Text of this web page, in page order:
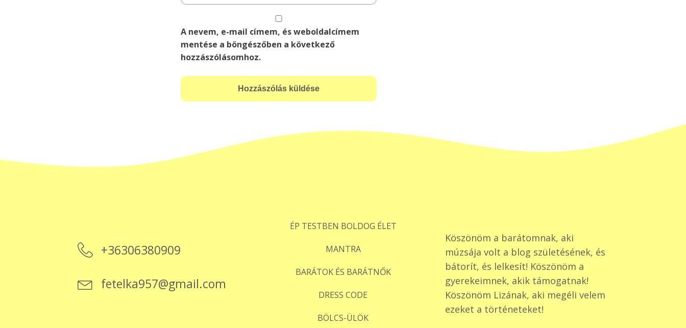
A nevem, e-mail címem, és weboldalcímem
mentése a böngészőben a következő
hozzászólásomhoz.
+36306380909
fetelka957@gmail.com
ÉP TESTBEN BOLDOG ÉLET
MANTRA
BARÁTOK ÉS BARÁTNŐK
DRESS CODE
BÖLCS-ÜLÖK
Köszönöm a barátomnak, aki
múzsája volt a blog születésének, és
bátorít, és lelkesít! Köszönöm a
gyerekeimnek, akik támogatnak!
Köszönöm Lizának, aki megéli velem
ezeket a történeteket!